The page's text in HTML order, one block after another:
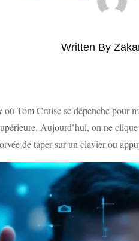
Written By
où Tom Cruise se dépenche pour
Aujourd’hui, on ne
de taper sur un clavier ou